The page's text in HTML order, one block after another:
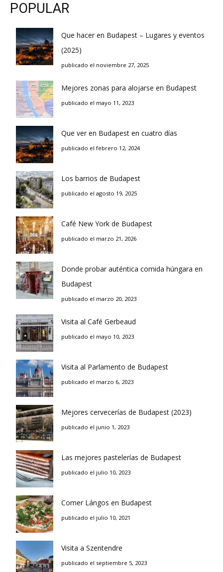
POPULAR
Que hacer en Budapest – Lugares y eventos
(2025)
publicado el noviembre 27, 2025
Mejores zonas para alojarse en Budapest
publicado el mayo 11, 2023
Que ver en Budapest en cuatro días
publicado el febrero 12, 2024
Los barrios de Budapest
publicado el agosto 19, 2025
Café New York de Budapest
publicado el marzo 21, 2026
Donde probar auténtica comida húngara en
Budapest
publicado el marzo 20, 2023
Visita al Café Gerbeaud
publicado el mayo 10, 2023
Visita al Parlamento de Budapest
publicado el marzo 6, 2023
Mejores cervecerías de Budapest (2023)
publicado el junio 1, 2023
Las mejores pastelerías de Budapest
publicado el julio 10, 2023
Comer Lángos en Budapest
publicado el julio 10, 2021
Visita a Szentendre
publicado el septiembre 5, 2023